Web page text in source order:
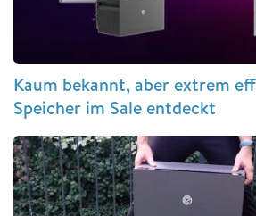
Kaum bekannt, aber extrem
Speicher im Sale entdeckt